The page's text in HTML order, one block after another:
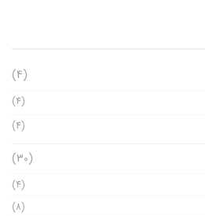
(4)
(4)
(4)
(30)
(4)
(8)